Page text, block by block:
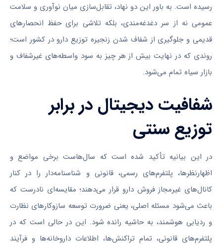
رسیده است. به باور این دو نهاد، تقابل‌سازی میان نوآوری و سلامت
عمومی نه از سر دغدغه‌مندی، بلکه تلاشی برای حفظ انحصارهای
قدیمی و جلوگیری از شفاف شدن زنجیره توزیع دارو در کشور است؛
روندی که در نهایت بیش از هر چیز به سود واسطه‌های غیرشفاف و
بازار سیاه تمام می‌شود.
شفافیت دیجیتال در برابر
توزیع سنتی
در این بیانیه تأکید شده است که سال‌هاست برخی مواضع و
اظهارنظرها، پلتفرم‌های رسمی، قانونی و شناسنامه‌دار را در کنار
کانال‌های غیرمجاز فروش دارو قرار می‌دهند؛ مقایسه‌ای نادرست که
باعث می‌شود مسئله اصلی، یعنی ضرورت توسعه سازوکارهای نظارت
و ردیابی هوشمند، به حاشیه رانده شود. این در حالی است که در
پلتفرم‌های قانونی، تمام تراکنش‌ها، اطلاعات داروخانه‌ها و فرآیند